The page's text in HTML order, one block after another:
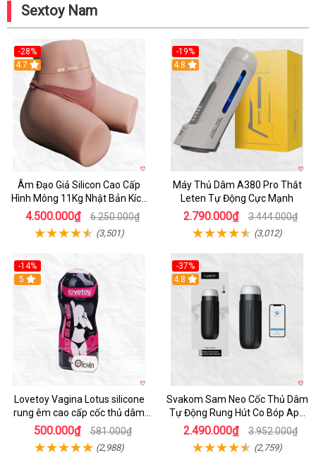
Sextoy Nam
-28%
4.7
Âm Đạo Giả Silicon Cao Cấp
Hình Mông 11Kg Nhật Bản Kích
Thước Như Thật
4.500.000₫ 6.250.000₫
(3,501)
-19%
Hot
4.8
Máy Thủ Dâm A380 Pro Thắt
Leten Tự Động Cực Mạnh
2.790.000₫ 3.444.000₫
(3,012)
-14%
Hot
5
Lovetoy Vagina Lotus silicone
rung êm cao cấp cốc thủ dâm
nam
500.000₫ 581.000₫
(2,988)
-37%
4.8
Svakom Sam Neo Cốc Thủ Dâm
Tự Động Rung Hút Co Bóp App
Điều Khiển
2.490.000₫ 3.952.000₫
(2,759)